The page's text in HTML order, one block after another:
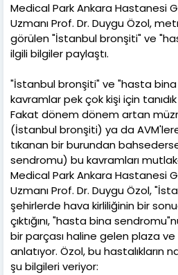
Medical Park Ankara Hastanesi
Uzmanı Prof. Dr. Duygu Özol,
görülen "İstanbul bronşiti" ve
ilgili bilgiler paylaştı.
"İstanbul bronşiti" ve "hasta
kavramlar pek çok kişi için
Fakat dönem dönem artan
(İstanbul bronşiti) ya da
tıkanan bir burundan
sendromu) bu kavramları
Medical Park Ankara Hastanesi
Uzmanı Prof. Dr. Duygu Özol,
şehirlerde hava kirliliğinin bir
çıktığını, "hasta bina
bir parçası haline gelen plaza
anlatıyor. Özol, bu hastalıkların
şu bilgileri veriyor: